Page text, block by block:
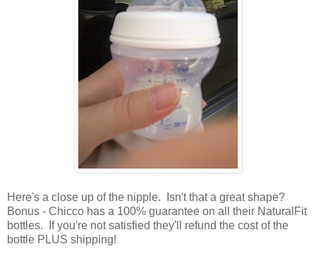
Here's a close up of the nipple. Isn't that a great shape?
Bonus - Chicco has a 100% guarantee on all their NaturalFit
bottles. If you're not satisfied they'll refund the cost of the
bottle PLUS shipping!